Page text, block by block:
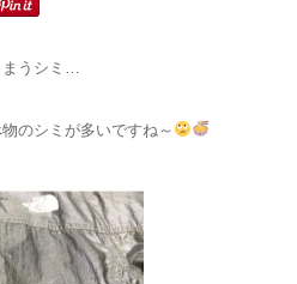
まうシミ…
のシミが多いですね～